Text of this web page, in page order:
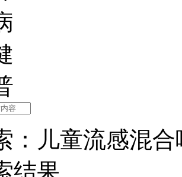
： 儿童流感混合
结果